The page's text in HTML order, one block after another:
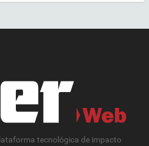
tecnológica de impacto